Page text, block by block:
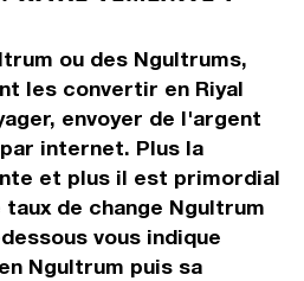
ou des Ngultrums,
les convertir en Riyal
envoyer de l'argent
internet. Plus la
et plus il est primordial
de change Ngultrum
vous indique
Ngultrum puis sa